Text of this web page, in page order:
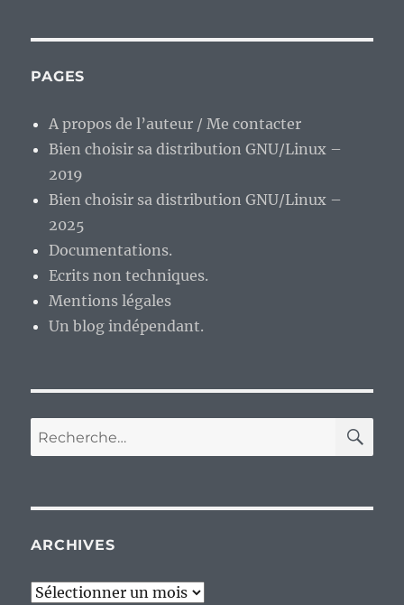
d’étape.
PAGES
A propos de l’auteur / Me contacter
Bien choisir sa distribution GNU/Linux –
2019
Bien choisir sa distribution GNU/Linux –
2025
Documentations.
Ecrits non techniques.
Mentions légales
Un blog indépendant.
Recherche
pour :
ARCHIVES
Archives